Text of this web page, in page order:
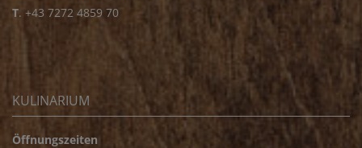
T. +43 7272 4859 70
KULINARIUM
Öffnungszeiten